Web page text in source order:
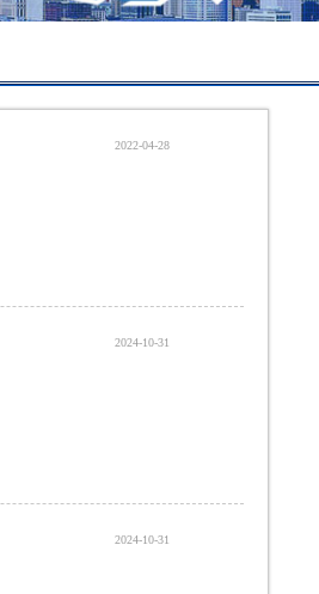
2022-04-28
2024-10-31
2024-10-31